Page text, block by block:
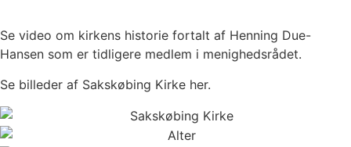
Se video om kirkens historie fortalt af Henning Due-
Hansen som er tidligere medlem i menighedsrådet.
Se billeder af Sakskøbing Kirke her.